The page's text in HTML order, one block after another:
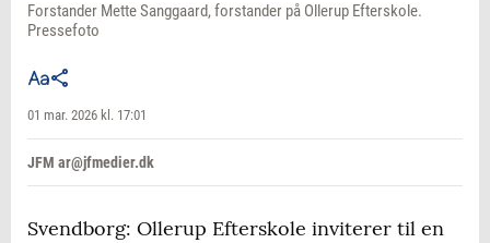
Forstander Mette Sanggaard, forstander på Ollerup Efterskole.
Pressefoto
01 mar. 2026 kl. 17:01
JFM ar@jfmedier.dk
Svendborg: Ollerup Efterskole inviterer til en